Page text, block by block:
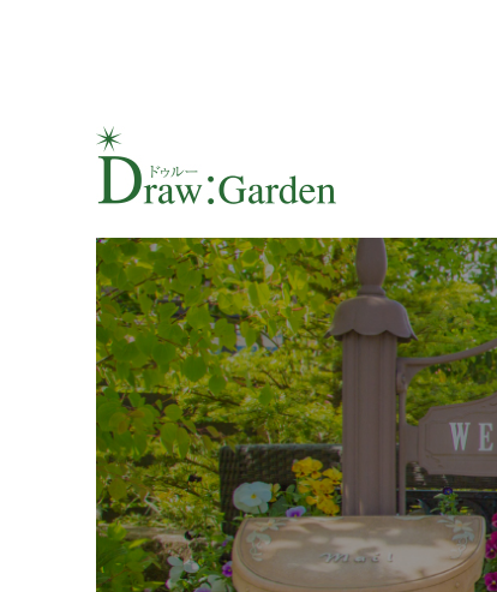
Draw:Garden｜ガーデン